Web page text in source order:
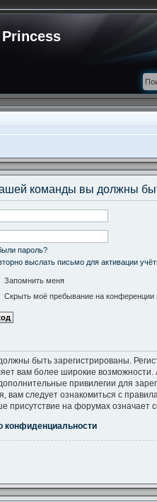
команды вы должны
пароль?
выслать письмо для активации
Запомнить меня
Скрыть моё пребывание на конференции
быть зарегистрированы.
вам более широкие
привилегии для
вам следует ознакомиться с
присутствие на форумах означает
конфиденциальности